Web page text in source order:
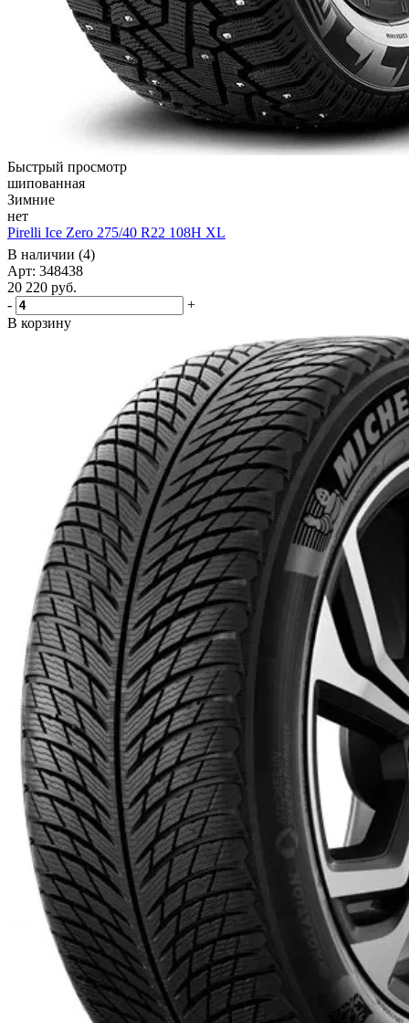
Быстрый просмотр
шипованная
Зимние
нет
Pirelli Ice Zero 275/40 R22 108H XL
В наличии (4)
Арт: 348438
20 220 руб.
-
+
В корзину